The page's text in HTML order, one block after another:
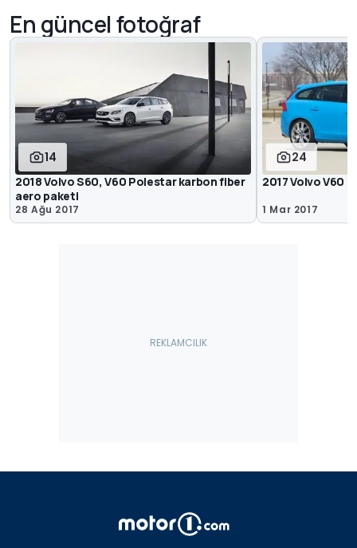
En güncel fotoğraf
14
2018 Volvo S60, V60 Polestar karbon fiber
aero paketi
28 Ağu 2017
24
2017 Volvo V60
1 Mar 2017